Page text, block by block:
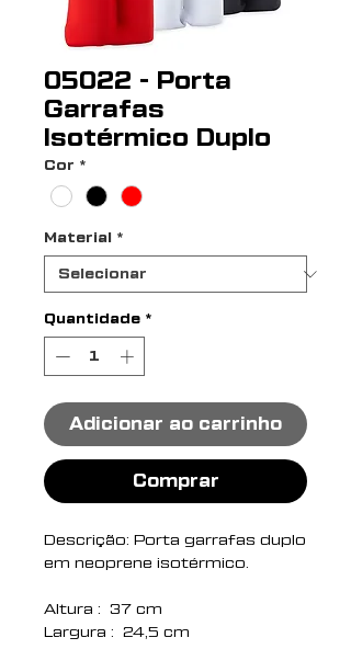
05022 - Porta
Garrafas
Isotérmico Duplo
Cor *
Material *
Quantidade *
Adicionar ao carrinho
Comprar
Descrição: Porta garrafas duplo
em neoprene isotérmico.
Altura : 37 cm
Largura : 24,5 cm